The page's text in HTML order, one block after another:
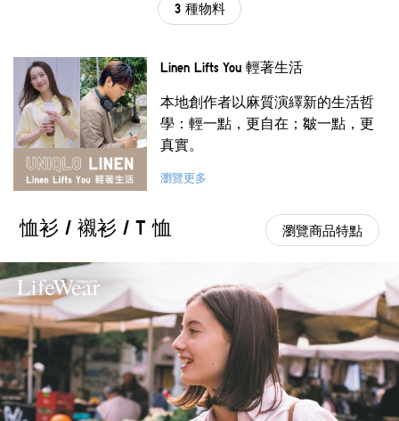
3 種物料
Linen Lifts You 輕著生活
本地創作者以麻質演繹新的生活哲
學：輕一點，更自在；皺一點，更
真實。
瀏覽更多
恤衫 / 襯衫 / T 恤 瀏覽商品特點